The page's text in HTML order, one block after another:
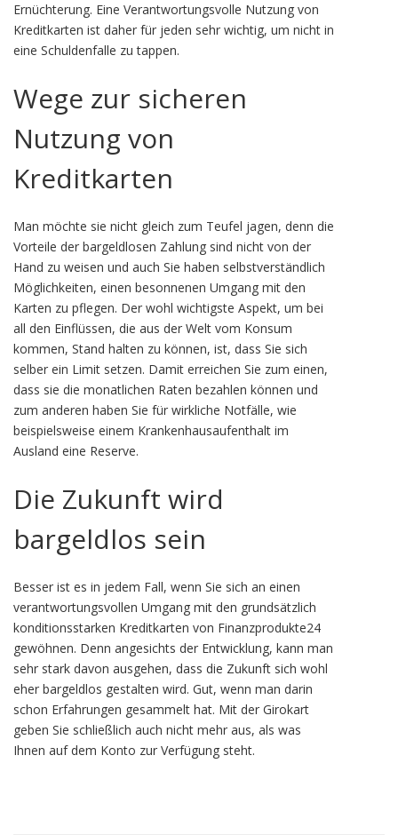
Ernüchterung. Eine Verantwortungsvolle Nutzung von
Kreditkarten ist daher für jeden sehr wichtig, um nicht in
eine Schuldenfalle zu tappen.
Wege zur sicheren
Nutzung von
Kreditkarten
Man möchte sie nicht gleich zum Teufel jagen, denn die
Vorteile der bargeldlosen Zahlung sind nicht von der
Hand zu weisen und auch Sie haben selbstverständlich
Möglichkeiten, einen besonnenen Umgang mit den
Karten zu pflegen. Der wohl wichtigste Aspekt, um bei
all den Einflüssen, die aus der Welt vom Konsum
kommen, Stand halten zu können, ist, dass Sie sich
selber ein Limit setzen. Damit erreichen Sie zum einen,
dass sie die monatlichen Raten bezahlen können und
zum anderen haben Sie für wirkliche Notfälle, wie
beispielsweise einem Krankenhausaufenthalt im
Ausland eine Reserve.
Die Zukunft wird
bargeldlos sein
Besser ist es in jedem Fall, wenn Sie sich an einen
verantwortungsvollen Umgang mit den grundsätzlich
konditionsstarken Kreditkarten von Finanzprodukte24
gewöhnen. Denn angesichts der Entwicklung, kann man
sehr stark davon ausgehen, dass die Zukunft sich wohl
eher bargeldlos gestalten wird. Gut, wenn man darin
schon Erfahrungen gesammelt hat. Mit der Girokart
geben Sie schließlich auch nicht mehr aus, als was
Ihnen auf dem Konto zur Verfügung steht.